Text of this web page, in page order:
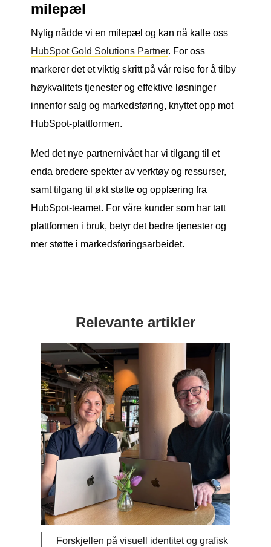
milepæl
Nylig nådde vi en milepæl og kan nå kalle oss
HubSpot Gold Solutions Partner. For oss
markerer det et viktig skritt på vår reise for å tilby
høykvalitets tjenester og effektive løsninger
innenfor salg og markedsføring, knyttet opp mot
HubSpot-plattformen.
Med det nye partnernivået har vi tilgang til et
enda bredere spekter av verktøy og ressurser,
samt tilgang til økt støtte og opplæring fra
HubSpot-teamet. For våre kunder som har tatt
plattformen i bruk, betyr det bedre tjenester og
mer støtte i markedsføringsarbeidet.
Relevante artikler
Forskjellen på visuell identitet og grafisk